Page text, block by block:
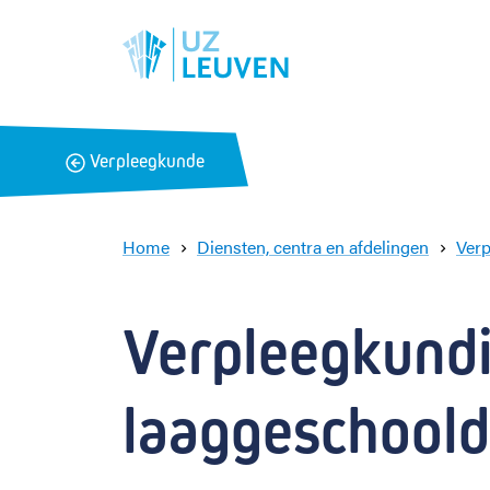
B
a
Verpleegkunde
Home Diensten, centra en afdelingen